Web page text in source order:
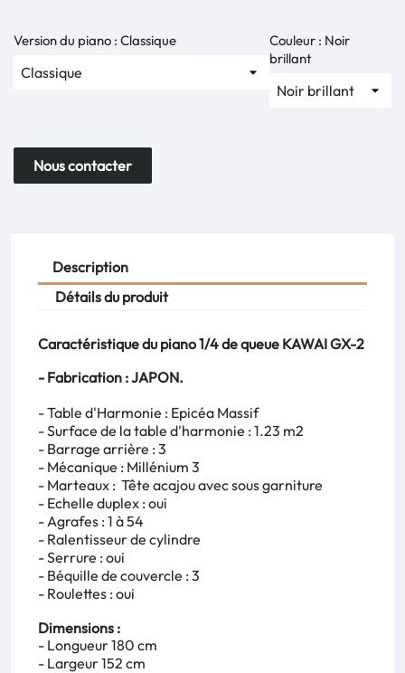
Version du piano : Classique
Couleur : Noir
brillant
Nous contacter
Description
Détails du produit
Caractéristique du piano 1/4 de queue KAWAI GX-2
- Fabrication : JAPON.
- Table d'Harmonie : Epicéa Massif
- Surface de la table d'harmonie : 1.23 m2
- Barrage arrière : 3
- Mécanique : Millénium 3
- Marteaux : Tête acajou avec sous garniture
- Echelle duplex : oui
- Agrafes : 1 à 54
- Ralentisseur de cylindre
- Serrure : oui
- Béquille de couvercle : 3
- Roulettes : oui
Dimensions :
- Longueur 180 cm
- Largeur 152 cm